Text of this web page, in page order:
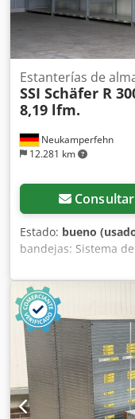
Neukamperfehn
12.281 km
Estanterías de
SSI Schäfer R
8,19 lfm.
Consultar
Estado: bueno
bandejas: Sistema
Datos técnicos de la
estanterías: 01 ud.
Número de módulos
suministro incluye:
bandejas, usados
sendzimir
mm Dimensiones
Peso / ud.: aprox.
placas base (Los
de alto 600 mm de